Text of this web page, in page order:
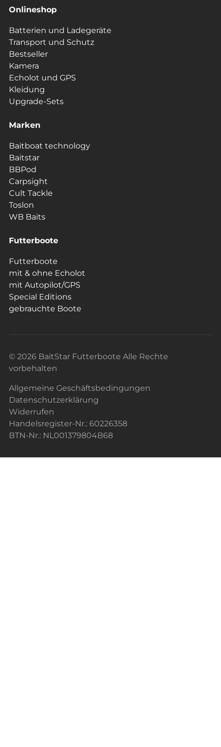
Onlineshop
Batterien und Ladegeräte
Transport und Schutz
Bestseller
Kamera
Echolot und GPS
Kleidung
Upgrade-Sets
Marken
Baitboat technology
Baitstar
BBPod
Carpsight
Cult Tackle
Toslon
WB Baits
Futterboote
Futterboote
mit & ohne Echolot
mit Autopilot/GPS
Special Editions
gebrauchte Boote
© 2026 BaitStar Futterboote Alle Rechte
vorbehalten
Allgemeine Geschäftsbedingungen
Datenschutzerklärung
Widerrufen
Handelsregister-Nr.: 60226358
BTN-Nr.: NL001379804B68